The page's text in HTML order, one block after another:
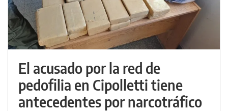
El acusado por la red de
pedofilia en Cipolletti tiene
antecedentes por narcotráfico